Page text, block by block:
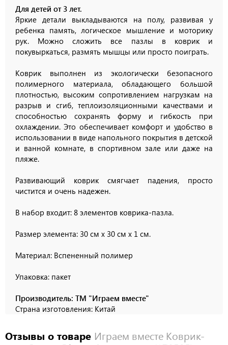
Для детей от 3 лет.
Яркие детали выкладываются на полу, развивая у
ребенка память, логическое мышление и моторику
рук. Можно сложить все пазлы в коврик и
покувыркаться, размять мышцы или просто поиграть.
Коврик выполнен из экологически безопасного
полимерного материала, обладающего большой
плотностью, высоким сопротивлением нагрузкам на
разрыв и сгиб, теплоизоляционными качествами и
способностью сохранять форму и гибкость при
охлаждении. Это обеспечивает комфорт и удобство в
использовании в виде напольного покрытия в детской
и ванной комнате, в спортивном зале или даже на
пляже.
Развивающий коврик смягчает падения, просто
чистится и очень надежен.
В набор входит: 8 элементов коврика-пазла.
Размер элемента: 30 см х 30 см х 1 см.
Материал: Вспененный полимер
Упаковка: пакет
Производитель: ТМ "Играем вместе"
Страна изготовления: Китай
Отзывы о товаре Играем вместе Коврик-